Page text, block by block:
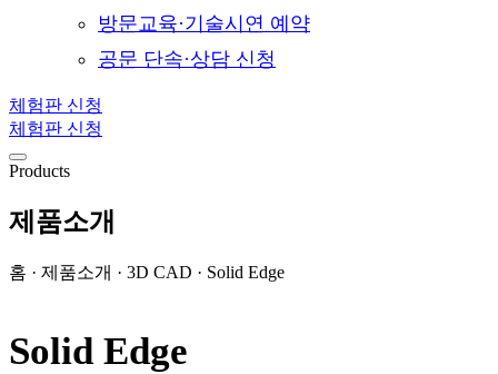
방문교육·기술시연 예약
공문 단속·상담 신청
체험판 신청
체험판 신청
Products
제품소개
홈 · 제품소개 · 3D CAD · Solid Edge
Solid Edge